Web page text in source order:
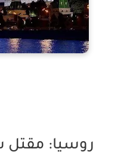
روسيا: مقتل